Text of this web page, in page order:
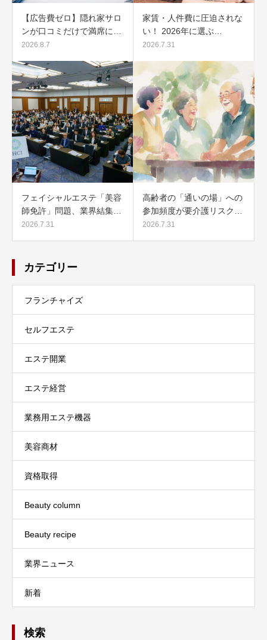
【広告費ゼロ】隠れ家サロ
ンが口コミだけで満席に…
2026.8.7
家賃・人件費に圧迫されな
い！ 2026年に選ぶ…
2026.7.31
フェイシャルエステ「美容
師免許」問題、業界結集…
2026.7.31
高齢者の「通いの場」への
参加頻度が要介護リスク…
2026.7.31
カテゴリー
フランチャイズ
セルフエステ
エステ開業
エステ経営
業務用エステ機器
美容商材
資格取得
Beauty column
Beauty recipe
業界ニュース
新着
検索